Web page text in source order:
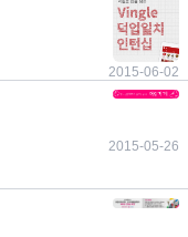
2015-06-02
2015-05-26